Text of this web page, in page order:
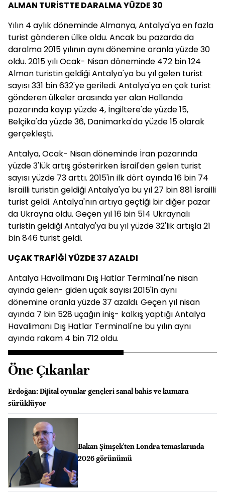
ALMAN TURİSTTE DARALMA YÜZDE 30
Yılın 4 aylık döneminde Almanya, Antalya'ya en fazla
turist gönderen ülke oldu. Ancak bu pazarda da
daralma 2015 yılının aynı dönemine oranla yüzde 30
oldu. 2015 yılı Ocak- Nisan döneminde 472 bin 124
Alman turistin geldiği Antalya'ya bu yıl gelen turist
sayısı 331 bin 632'ye geriledi. Antalya'ya en çok turist
gönderen ülkeler arasında yer alan Hollanda
pazarında kayıp yüzde 4, İngiltere'de yüzde 15,
Belçika'da yüzde 36, Danimarka'da yüzde 15 olarak
gerçekleşti.
Antalya, Ocak- Nisan döneminde İran pazarında
yüzde 3'lük artış gösterirken İsrail'den gelen turist
sayısı yüzde 73 arttı. 2015'in ilk dört ayında 16 bin 74
İsrailli turistin geldiği Antalya'ya bu yıl 27 bin 881 İsrailli
turist geldi. Antalya'nın artıya geçtiği bir diğer pazar
da Ukrayna oldu. Geçen yıl 16 bin 514 Ukraynalı
turistin geldiği Antalya'ya bu yıl yüzde 32'lik artışla 21
bin 846 turist geldi.
UÇAK TRAFİĞİ YÜZDE 37 AZALDI
Antalya Havalimanı Dış Hatlar Terminali'ne nisan
ayında gelen- giden uçak sayısı 2015'in aynı
dönemine oranla yüzde 37 azaldı. Geçen yıl nisan
ayında 7 bin 528 uçağın iniş- kalkış yaptığı Antalya
Havalimanı Dış Hatlar Terminali'ne bu yılın aynı
ayında rakam 4 bin 712 oldu.
Öne Çıkanlar
Erdoğan: Dijital oyunlar gençleri sanal bahis ve kumara
sürüklüyor
Bakan Şimşek'ten Londra temaslarında
2026 görünümü